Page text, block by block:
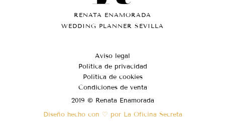
RENATA ENAMORADA
WEDDING PLANNER SEVILLA
Aviso legal
Política de privacidad
Política de cookies
Condiciones de venta
2019 © Renata Enamorada
Diseño hecho con ♡ por La Oficina Secreta